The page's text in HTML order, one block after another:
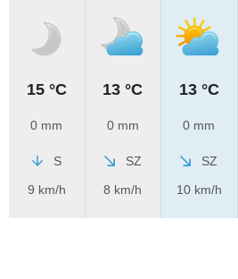
15 °C
0 mm
S
9 km/h
13 °C
0 mm
SZ
8 km/h
13 °C
0 mm
SZ
10 km/h